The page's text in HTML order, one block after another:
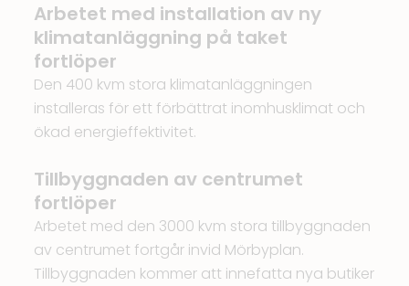
Arbetet med installation av ny
klimatanläggning på taket
fortlöper
Den 400 kvm stora klimatanläggningen
installeras för ett förbättrat inomhusklimat och
ökad energieffektivitet.
Tillbyggnaden av centrumet
fortlöper
Arbetet med den 3000 kvm stora tillbyggnaden
av centrumet fortgår invid Mörbyplan.
Tillbyggnaden kommer att innefatta nya butiker